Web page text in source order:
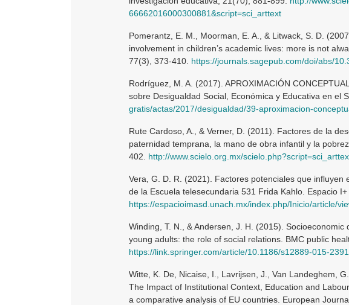
66662016000300881&script=sci_arttext
Pomerantz, E. M., Moorman, E. A., & Litwack, S. D.
involvement in children’s academic lives: more is not
77(3), 373-410. https://journals.sagepub.com/doi/abs/
Rodríguez, M. A. (2017). APROXIMACIÓN
sobre Desigualdad Social, Económica y Educativa en el
gratis/actas/2017/desigualdad/39-aproximacion-
Rute Cardoso, A., & Verner, D. (2011). Factores de la
paternidad temprana, la mano de obra infantil y la
402. http://www.scielo.org.mx/
Vera, G. D. R. (2021). Factores potenciales que
de la Escuela telesecundaria 531 Frida Kahlo. Espacio
https://espacioimasd.unach.mx/index.php/Inicio/article/
Winding, T. N., & Andersen, J. H. (2015).
young adults: the role of social relations. BMC public
https://link.springer.com/article/10.1186/s12889-015-
Witte, K. De, Nicaise, I., Lavrijsen, J., Van Landeghem,
The Impact of Institutional Context, Education and
a comparative analysis of EU countries. European